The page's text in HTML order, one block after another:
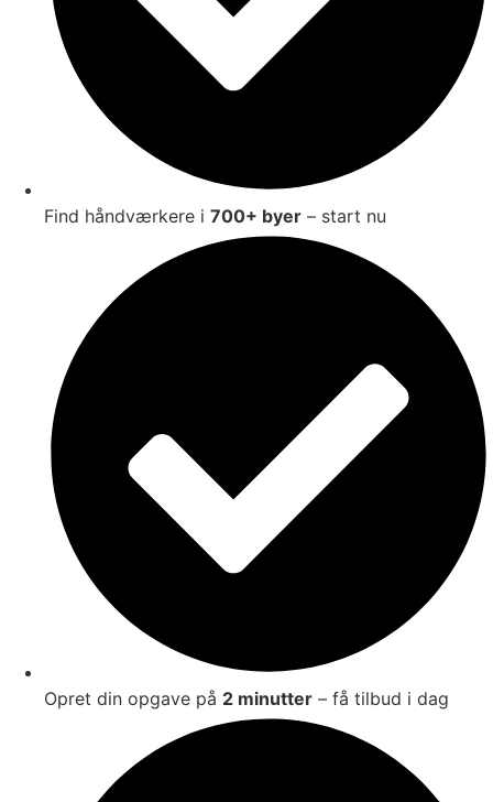
Find håndværkere i 700+ byer – start nu
Opret din opgave på 2 minutter – få tilbud i dag